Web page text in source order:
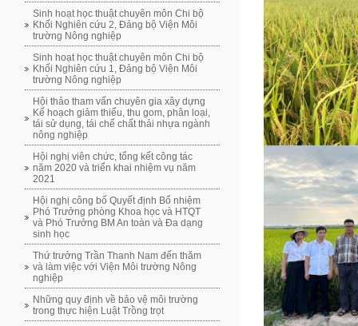
Sinh hoạt học thuật chuyên môn Chi bộ
Khối Nghiên cứu 2, Đảng bộ Viện Môi
trường Nông nghiệp
Sinh hoạt học thuật chuyên môn Chi bộ
Khối Nghiên cứu 1, Đảng bộ Viện Môi
trường Nông nghiệp
Hội thảo tham vấn chuyên gia xây dựng
Kế hoạch giảm thiểu, thu gom, phân loại,
tái sử dụng, tái chế chất thải nhựa ngành
nông nghiệp
Hội nghị viên chức, tổng kết công tác
năm 2020 và triển khai nhiệm vụ năm
2021
Hội nghị công bố Quyết định Bổ nhiệm
Phó Trưởng phòng Khoa học và HTQT
và Phó Trưởng BM An toàn và Đa dạng
sinh học
Thứ trưởng Trần Thanh Nam đến thăm
và làm việc với Viện Môi trường Nông
nghiệp
Những quy định về bảo vệ môi trường
trong thực hiện Luật Trồng trọt